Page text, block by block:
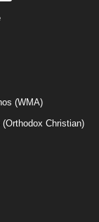
(WMA)
Christian)